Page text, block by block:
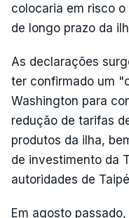
colocaria em risco
de longo prazo da
As declarações
ter confirmado um
Washington para
redução de tarifas
produtos da ilha,
de investimento da
autoridades de
Em agosto